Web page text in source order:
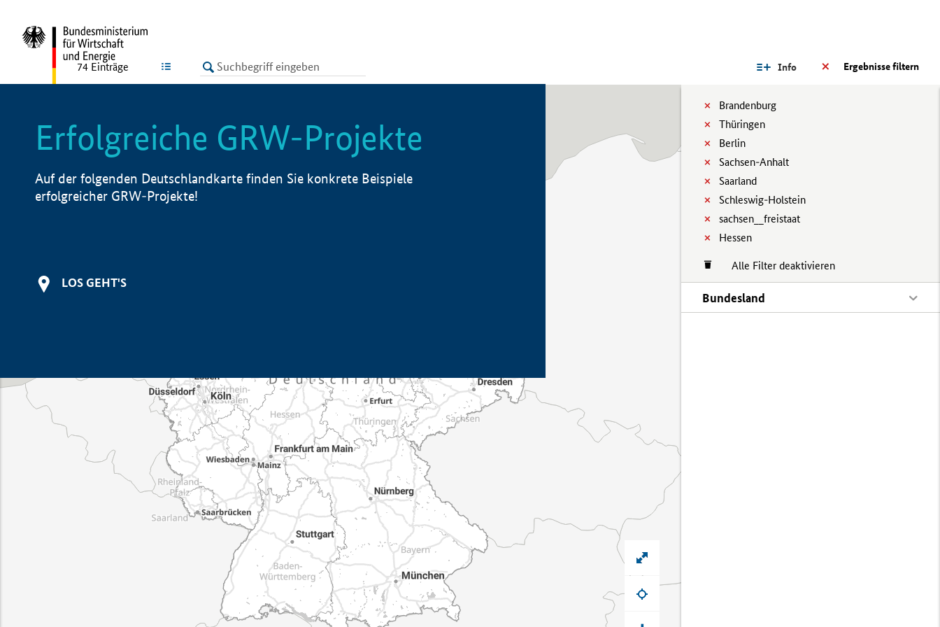
LISTE Ergebnisse filtern
Info
Brandenburg
Thüringen
Berlin
Sachsen-Anhalt
Saarland
Schleswig-Holstein
sachsen__freistaat
Hessen
Alle Filter deaktivieren
Bundesland
74 Einträge
Erfolgreiche GRW-Projekte
Auf der folgenden Deutschlandkarte finden Sie konkrete Beispiele
erfolgreicher GRW-Projekte!
LOS GEHT'S